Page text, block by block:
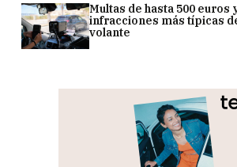
Multas de hasta 500 euros
infracciones más típicas
volante